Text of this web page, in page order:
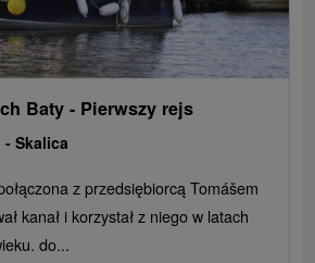
Baty - Pierwszy rejs
-Skalica
z przedsiębiorcą Tomášem
kanał i korzystał z niego w latach
do...